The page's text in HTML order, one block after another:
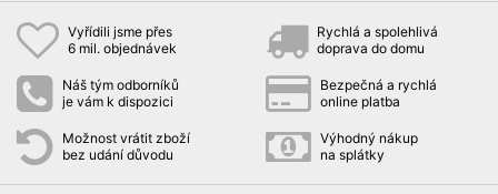
Vyřídili jsme přes
6 mil. objednávek
Rychlá a spolehlivá
doprava do domu
Náš tým odborníků
je vám k dispozici
Bezpečná a rychlá
online platba
Možnost vrátit zboží
bez udání důvodu
Výhodný nákup
na splátky